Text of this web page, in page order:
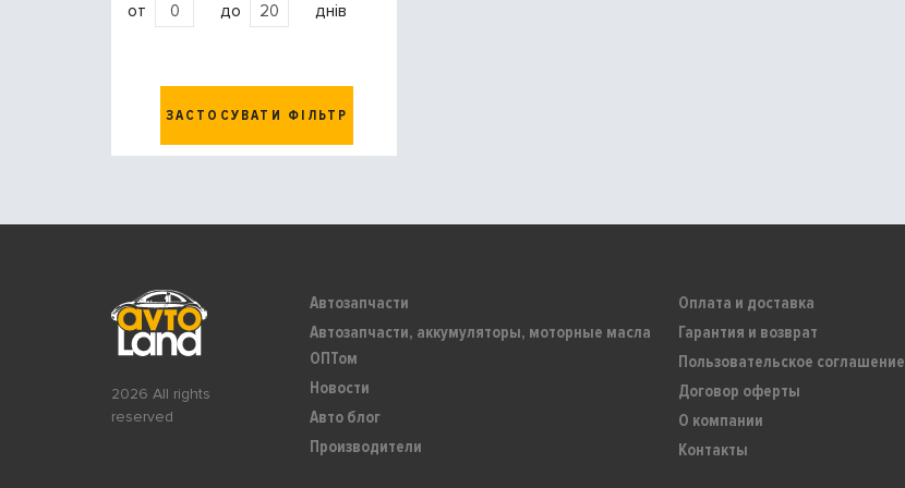
от до днів
ЗАСТОСУВАТИ ФІЛЬТР
2026 All rights
reserved
Автозапчасти
Автозапчасти, аккумуляторы, моторные масла
ОПТом
Новости
Авто блог
Производители
Оплата и доставка
Гарантия и возврат
Пользовательское соглашение
Договор оферты
О компании
Контакты